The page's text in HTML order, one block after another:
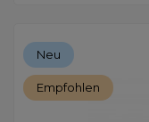
Neu
Empfohlen